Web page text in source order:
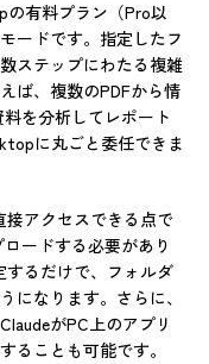
の有料プラン（Pro以
ードです。指定したフ
ステップにわたる複雑
ば、複数のPDFから情
を分析してレポート
に丸ごと委任できま
アクセスできる点で
ードする必要があり
するだけで、フォルダ
になります。さらに、
がPC上のアプリ
ることも可能です。